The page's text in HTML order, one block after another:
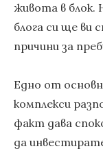
живота в блок.
блога си ще ви
причини за
Едно от
комплекси
факт дава
да